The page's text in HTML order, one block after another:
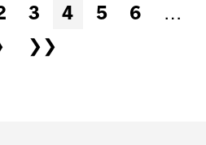
3 4 5 6
…
❯❯